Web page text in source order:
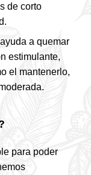
de corto
a quemar
estimulante,
el mantenerlo,
para poder